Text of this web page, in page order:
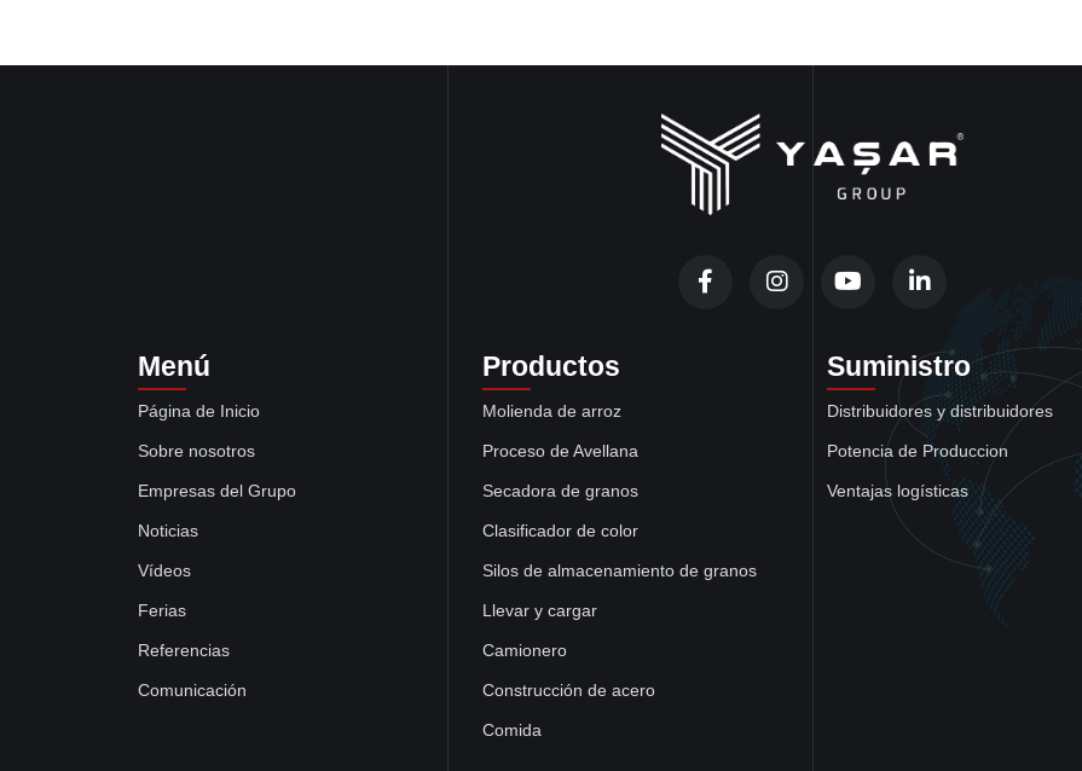
Menú
Página de Inicio
Sobre nosotros
Empresas del Grupo
Noticias
Vídeos
Ferias
Referencias
Comunicación
Productos
Molienda de arroz
Proceso de Avellana
Secadora de granos
Clasificador de color
Silos de almacenamiento de granos
Llevar y cargar
Camionero
Construcción de acero
Comida
Suministro
Distribuidores y distribuidores
Potencia de Produccion
Ventajas logísticas